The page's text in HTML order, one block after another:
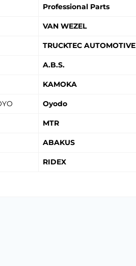
Professional Parts
VAN WEZEL
TRUCKTEC AUTOMOTIVE
A.B.S.
KAMOKA
Oyodo
MTR
ABAKUS
RIDEX